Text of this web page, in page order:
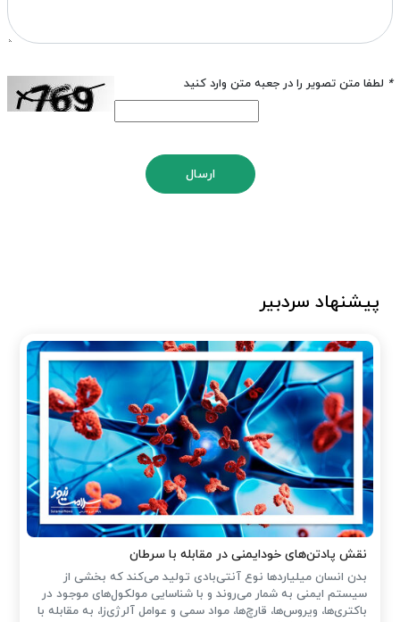
* لطفا متن تصویر را در جعبه متن وارد کنید
ارسال
پیشنهاد سردبیر
نقش پادتن‌های خودایمنی در مقابله با سرطان
بدن انسان میلیاردها نوع آنتی‌بادی تولید می‌کند که بخشی از
سیستم ایمنی به شمار می‌روند و با شناسایی مولکول‌های موجود در
باکتری‌ها، ویروس‌ها، قارچ‌ها، مواد سمی و عوامل آلرژی‌زا، به مقابله با